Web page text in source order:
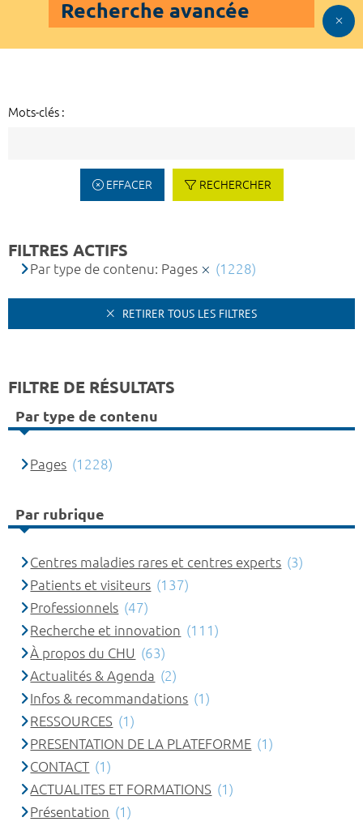
Recherche avancée
Mots-clés :
EFFACER RECHERCHER
FILTRES ACTIFS
Par type de contenu: Pages (1228)
RETIRER TOUS LES FILTRES
FILTRE DE RÉSULTATS
Par type de contenu
Pages (1228)
Par rubrique
Centres maladies rares et centres experts (3)
Patients et visiteurs (137)
Professionnels (47)
Recherche et innovation (111)
À propos du CHU (63)
Actualités & Agenda (2)
Infos & recommandations (1)
RESSOURCES (1)
PRESENTATION DE LA PLATEFORME (1)
CONTACT (1)
ACTUALITES ET FORMATIONS (1)
Présentation (1)